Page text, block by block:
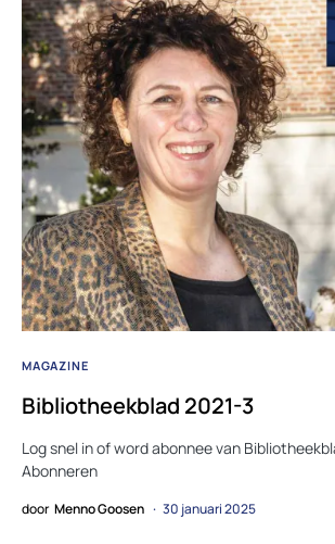
MAGAZINE
Bibliotheekblad 2021-3
Log snel in of word abonnee van
Abonneren
door Menno Goosen 30 januari 2025